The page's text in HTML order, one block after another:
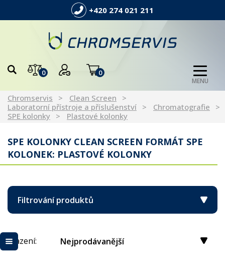
+420 274 021 211
0 0
MENU
Chromservis
Clean Screen
Laboratorní přístroje a příslušenství
Chromatografie
SPE kolonky
Plastové kolonky
SPE KOLONKY CLEAN SCREEN FORMÁT SPE
KOLONEK: PLASTOVÉ KOLONKY
Filtrování produktů
Řazení: Nejprodávanější